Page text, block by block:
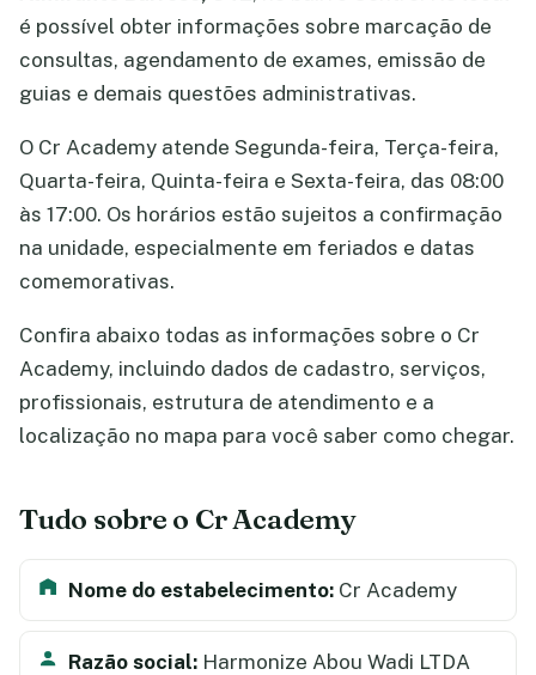
é possível obter informações sobre marcação de
consultas, agendamento de exames, emissão de
guias e demais questões administrativas.
O Cr Academy atende Segunda-feira, Terça-feira,
Quarta-feira, Quinta-feira e Sexta-feira, das 08:00
às 17:00. Os horários estão sujeitos a confirmação
na unidade, especialmente em feriados e datas
comemorativas.
Confira abaixo todas as informações sobre o Cr
Academy, incluindo dados de cadastro, serviços,
profissionais, estrutura de atendimento e a
localização no mapa para você saber como chegar.
Tudo sobre o Cr Academy
Nome do estabelecimento: Cr Academy
Razão social: Harmonize Abou Wadi LTDA